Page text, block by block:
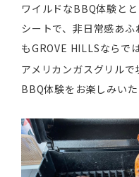
ワイルドなBBQ体験と
シートで、非日常感あ
もGROVE HILLSならでは
アメリカンガスグリル
BBQ体験をお楽しみいた